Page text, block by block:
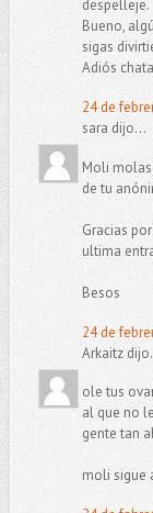
despelleje.
Bueno,
sigas
Adiós
24 de
sara dijo...
Moli
de tu
Gracias
ultima
Besos
24 de
Arkaitz
ole tus
al que no
gente tan
moli sigue